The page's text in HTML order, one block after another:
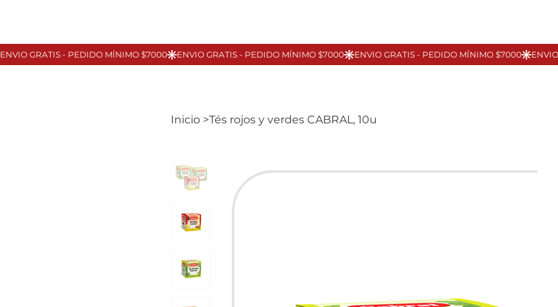
Inicio >Tés rojos y verdes CABRAL, 10u